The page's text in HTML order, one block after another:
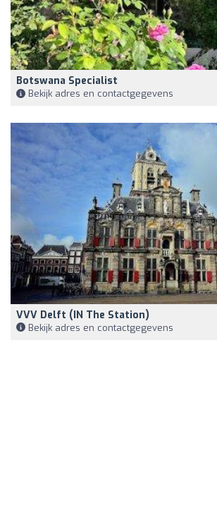
Botswana Specialist
Bekijk adres en contactgegevens
VVV Delft (IN The Station)
Bekijk adres en contactgegevens